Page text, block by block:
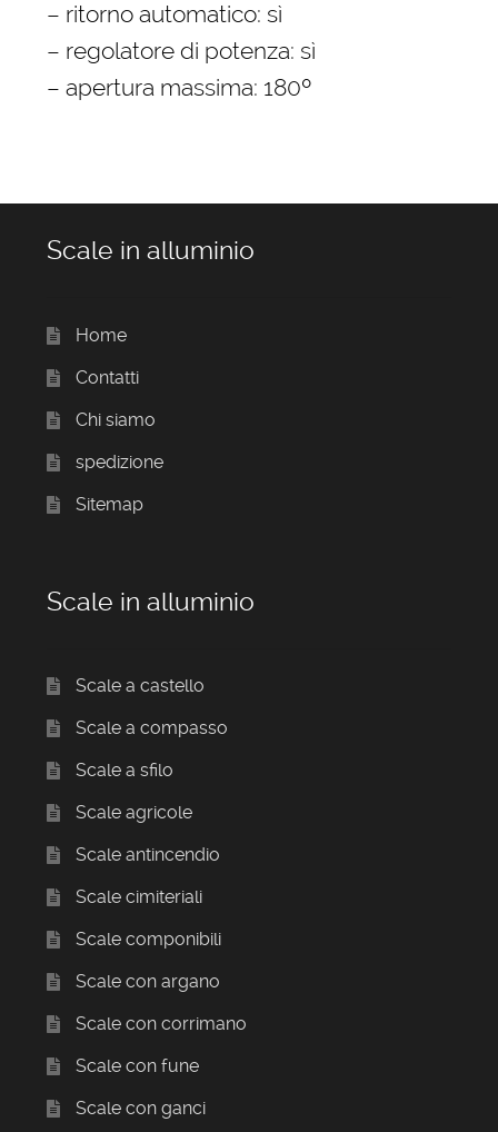
– ritorno automatico: sì
– regolatore di potenza: sì
– apertura massima: 180º
Scale in alluminio
Home
Contatti
Chi siamo
spedizione
Sitemap
Scale in alluminio
Scale a castello
Scale a compasso
Scale a sfilo
Scale agricole
Scale antincendio
Scale cimiteriali
Scale componibili
Scale con argano
Scale con corrimano
Scale con fune
Scale con ganci